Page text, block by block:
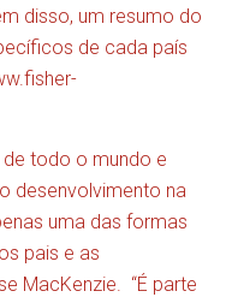
disso, um resumo do
de cada país
todo o mundo e
desenvolvimento na
uma das formas
pais e as
MacKenzie. “É parte